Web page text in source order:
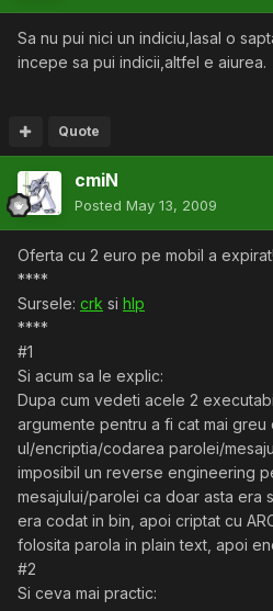
Sa nu pui nici un indiciu,lasal o
incepe sa pui indicii,altfel e aiurea.
Quote
cmiN
Posted May 13, 2009
Oferta cu 2 euro pe mobil a expirat!
****
Sursele: crk si hlp
****
#1
Si acum sa le explic:
Dupa cum vedeti acele 2
argumente pentru a fi cat mai greu
ul/encriptia/codarea parolei/
imposibil un reverse engineering
mesajului/parolei ca doar asta era
era codat in bin, apoi criptat cu
folosita parola in plain text, apoi
#2
Si ceva mai practic: